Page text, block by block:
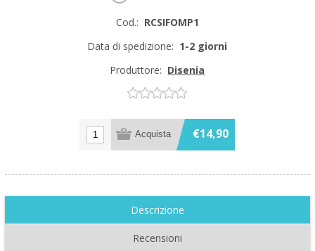
Cod.: RCSIFOMP1
Data di spedizione: 1-2 giorni
Produttore: Disenia
€14,90
Descrizione
Recensioni